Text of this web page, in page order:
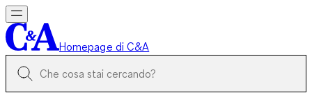
Homepage di C&A